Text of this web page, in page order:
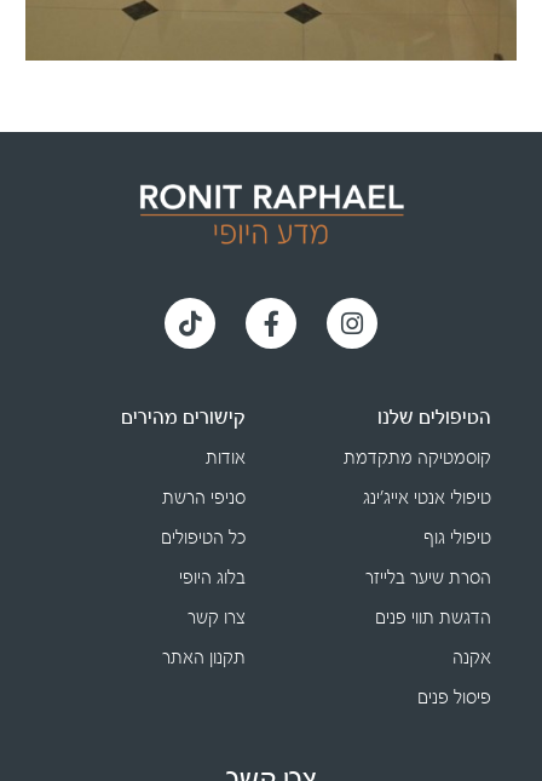
הטיפולים שלנו
קוסמטיקה מתקדמת
טיפולי אנטי אייג׳ינג
טיפולי גוף
הסרת שיער בלייזר
הדגשת תווי פנים
אקנה
פיסול פנים
קישורים מהירים
אודות
סניפי הרשת
כל הטיפולים
בלוג היופי
צרו קשר
תקנון האתר